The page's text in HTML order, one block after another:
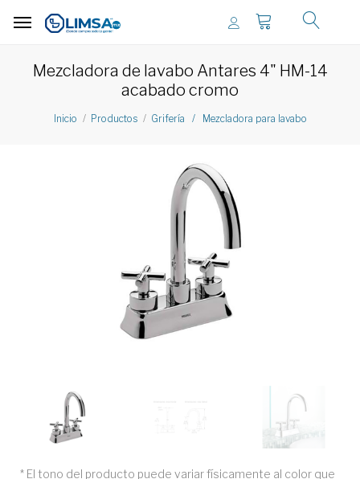
Mezcladora de lavabo Antares 4" HM-14
acabado cromo
Inicio Productos Grifería / Mezcladora para lavabo
* El tono del producto puede variar físicamente al color que